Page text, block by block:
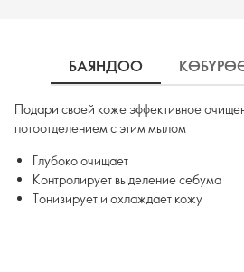
БАЯНДОО
Подари своей коже эффективное
потоотделением с этим мылом
Глубоко очищает
Контролирует выделение себума
Тонизирует и охлаждает кожу